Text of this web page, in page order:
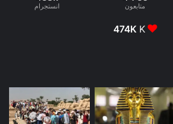
متابعون انستجرام
474K K